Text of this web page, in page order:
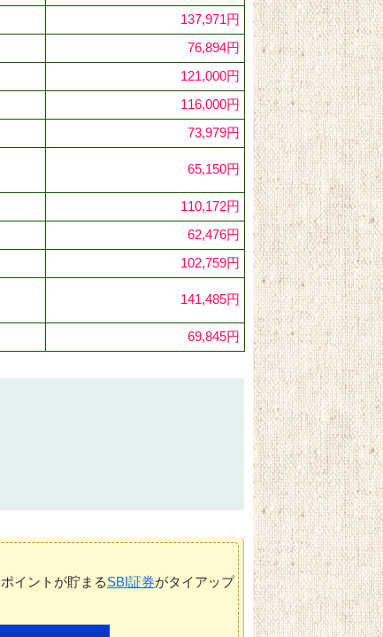
137,971円
76,894円
121,000円
116,000円
73,979円
65,150円
110,172円
62,476円
102,759円
141,485円
69,845円
イントが貯まるSBI証券がタイアップ